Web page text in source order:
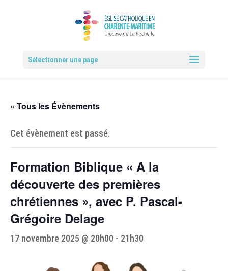
Sélectionner une page
« Tous les Évènements
Cet évènement est passé.
Formation Biblique « A la
découverte des premières
chrétiennes », avec P. Pascal-
Grégoire Delage
17 novembre 2025 @ 20h00 - 21h30